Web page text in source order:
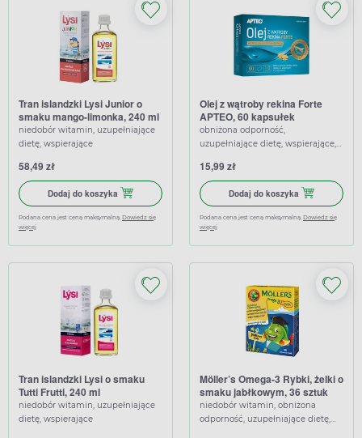
Tran islandzki Lysi Junior o
smaku mango-limonka, 240 ml
niedobór witamin, uzupełniające
dietę, wspierające
58,49 zł
Dodaj do koszyka Dodaj do koszyka Tran islandzki Lysi Junior o smaku
Podana cena jest ceną maksymalną. Dowiedz się
więcej
Olej z wątroby rekina Forte
APTEO, 60 kapsułek
obniżona odporność,
uzupełniające dietę, wspierające,
15,99 zł
Dodaj do koszyka Dodaj do
Podana cena jest ceną maksymalną. Dowiedz się
więcej
Tran islandzki Lysi o smaku
Tutti Frutti, 240 ml
niedobór witamin, uzupełniające
dietę, wspierające
Möller’s Omega-3 Rybki, żelki o
smaku jabłkowym, 36 sztuk
niedobór witamin, obniżona
odporność, uzupełniające dietę,